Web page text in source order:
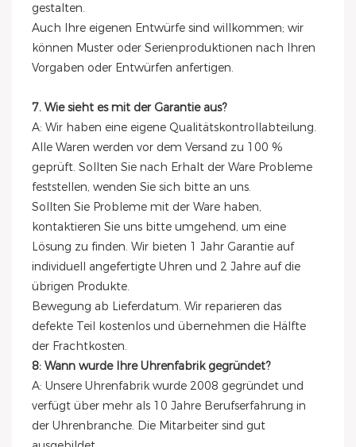
gestalten.
Auch Ihre eigenen Entwürfe sind willkommen; wir
können Muster oder Serienproduktionen nach Ihren
Vorgaben oder Entwürfen anfertigen.
7. Wie sieht es mit der Garantie aus?
A: Wir haben eine eigene Qualitätskontrollabteilung.
Alle Waren werden vor dem Versand zu 100 %
geprüft. Sollten Sie nach Erhalt der Ware Probleme
feststellen, wenden Sie sich bitte an uns.
Sollten Sie Probleme mit der Ware haben,
kontaktieren Sie uns bitte umgehend, um eine
Lösung zu finden. Wir bieten 1 Jahr Garantie auf
individuell angefertigte Uhren und 2 Jahre auf die
übrigen Produkte.
Bewegung ab Lieferdatum. Wir reparieren das
defekte Teil kostenlos und übernehmen die Hälfte
der Frachtkosten.
8: Wann wurde Ihre Uhrenfabrik gegründet?
A: Unsere Uhrenfabrik wurde 2008 gegründet und
verfügt über mehr als 10 Jahre Berufserfahrung in
der Uhrenbranche. Die Mitarbeiter sind gut